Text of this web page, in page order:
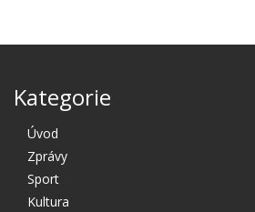
Kategorie
Úvod
Zprávy
Sport
Kultura